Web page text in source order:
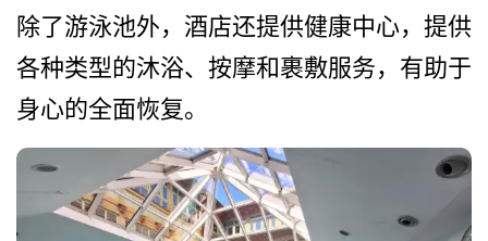
除了游泳池外，酒店还提供健­康中心，提供
各种类型的沐浴、按摩和裹敷服务，有助­于
身心的全面恢复。